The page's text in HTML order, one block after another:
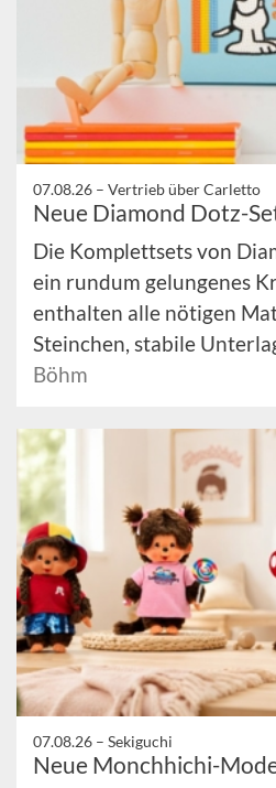
07.08.26 – Vertrieb über Carletto
Neue Diamond Dotz-
Die Komplettsets von
ein rundum gelungenes
enthalten alle nötigen
Steinchen, stabile
Böhm
07.08.26 – Sekiguchi
Neue Monchhichi-